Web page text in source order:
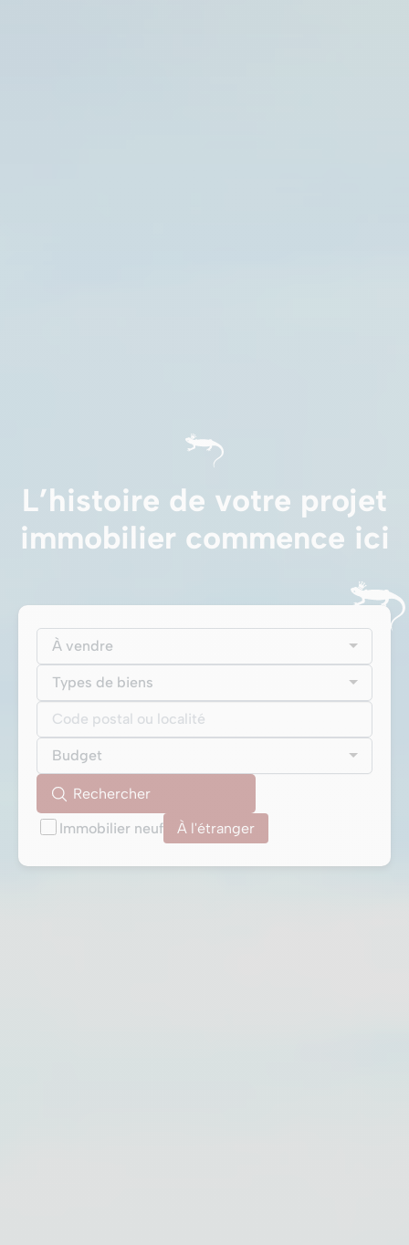
L’histoire de votre projet
immobilier commence ici
À vendre
Types de biens
Budget
Immobilier neuf